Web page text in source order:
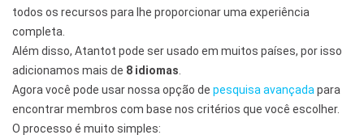
todos os recursos para lhe proporcionar uma experiência
completa.
Além disso, Atantot pode ser usado em muitos países, por isso
adicionamos mais de 8 idiomas
Agora você pode usar nossa opção de pesquisa avançada para
encontrar membros com base nos critérios que você escolher.
O processo é muito simples: